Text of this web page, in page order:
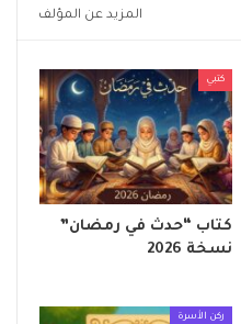
المزيد عن المؤلف
كتبي
كتاب “حدث في رمضان”
نسخة 2026
ركن الأسرة